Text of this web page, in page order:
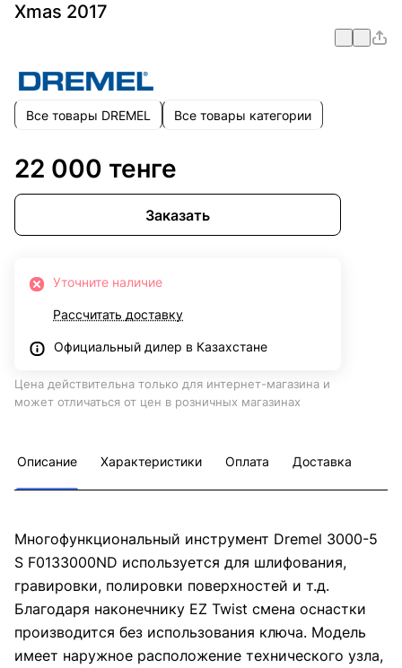
Xmas 2017
Все товары DREMEL Все товары категории
22 000 тенге
Заказать
Уточните наличие
Рассчитать доставку
Официальный дилер в Казахстане
Цена действительна только для интернет-магазина и
может отличаться от цен в розничных магазинах
Описание Характеристики Оплата Доставка
Многофункциональный инструмент Dremel 3000-5
S F0133000ND используется для шлифования,
гравировки, полировки поверхностей и т.д.
Благодаря наконечнику EZ Twist смена оснастки
производится без использования ключа. Модель
имеет наружное расположение технического узла,